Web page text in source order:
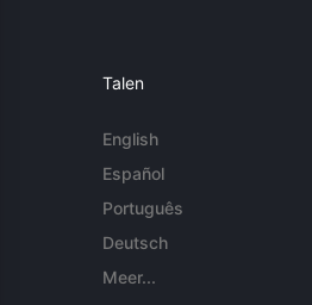
Talen
English
Español
Português
Deutsch
Meer...